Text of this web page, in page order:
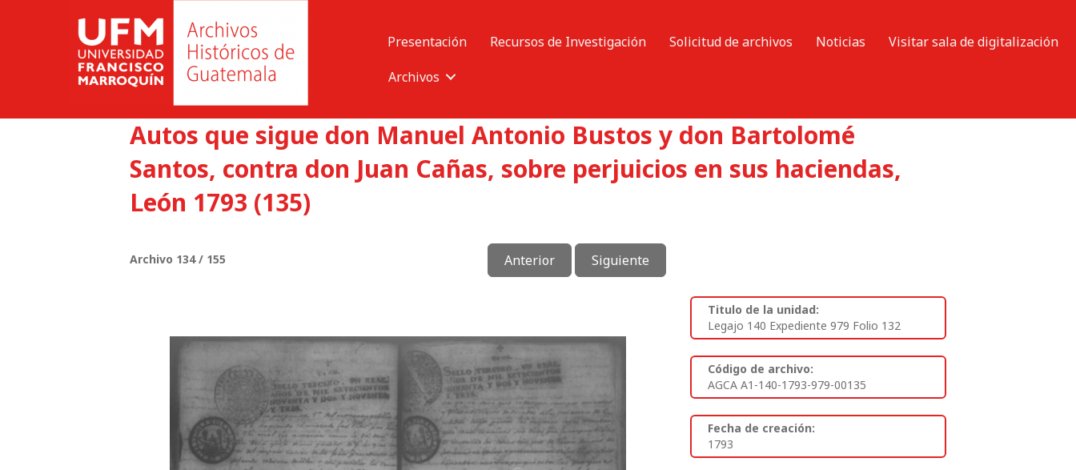
Presentación Recursos de Investigación Solicitud de archivos Noticias
Visitar sala de digitalización
Archivos
Autos que sigue don Manuel Antonio Bustos y don Bartolomé
Santos, contra don Juan Cañas, sobre perjuicios en sus haciendas,
León 1793 (135)
Archivo 134 / 155 Anterior Siguiente
Titulo de la unidad:
Legajo 140 Expediente 979 Folio 132
Código de archivo:
AGCA A1-140-1793-979-00135
Fecha de creación:
1793